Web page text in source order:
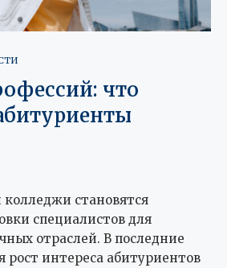
что
становятся
специалистов для
отраслей. В последние
рост интереса абитуриентов